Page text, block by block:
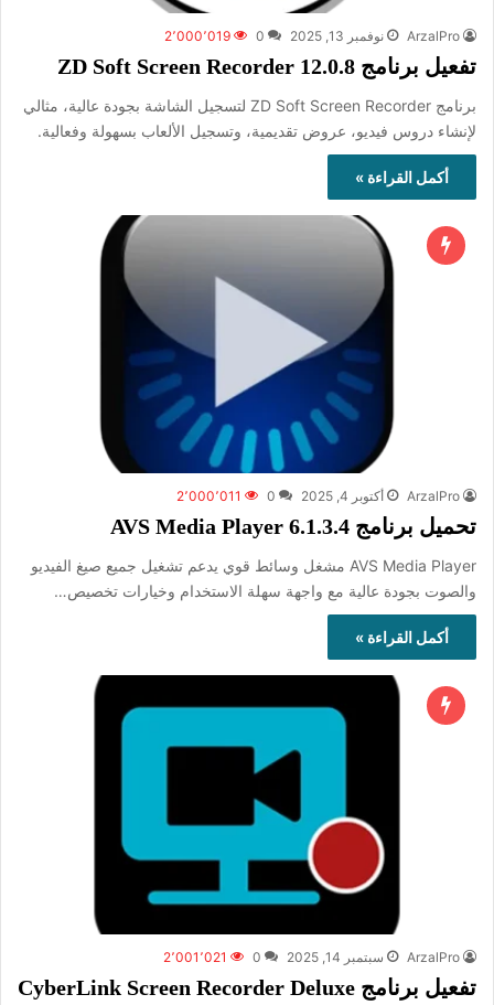
ArzalPro نوفمبر 13, 2025 0 2٬000٬019
تفعيل برنامج ZD Soft Screen Recorder 12.0.8
برنامج ZD Soft Screen Recorder لتسجيل الشاشة بجودة عالية، مثالي
لإنشاء دروس فيديو، عروض تقديمية، وتسجيل الألعاب بسهولة وفعالية.
أكمل القراءة »
ArzalPro أكتوبر 4, 2025 0 2٬000٬011
تحميل برنامج AVS Media Player 6.1.3.4
AVS Media Player مشغل وسائط قوي يدعم تشغيل جميع صيغ الفيديو
والصوت بجودة عالية مع واجهة سهلة الاستخدام وخيارات تخصيص…
أكمل القراءة »
ArzalPro سبتمبر 14, 2025 0 2٬001٬021
تفعيل برنامج CyberLink Screen Recorder Deluxe